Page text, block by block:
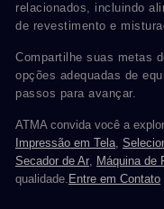
relacionados, incluindo
de revestimento e
Compartilhe suas metas
opções adequadas de
passos para avançar.
ATMA convida você a
Impressão em Tela,
Secador de Ar, Máquina de
qualidade. Entre em Contato